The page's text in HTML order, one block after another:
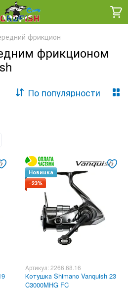
фрикцион
фрикционом
По популярности
Новинка
−23%
Артикул: 2266.68.16
Котушка Shimano Vanquish 23
C3000MHG FC